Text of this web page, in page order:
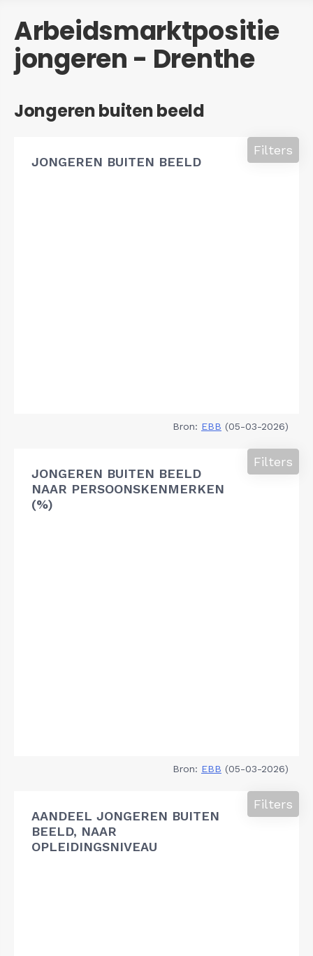
Arbeidsmarktpositie
jongeren - Drenthe
Jongeren buiten beeld
JONGEREN BUITEN BEELD
Filters
Bron: EBB (05-03-2026)
JONGEREN BUITEN BEELD
NAAR PERSOONSKENMERKEN
(%)
Filters
Bron: EBB (05-03-2026)
AANDEEL JONGEREN BUITEN
BEELD, NAAR
OPLEIDINGSNIVEAU
Filters